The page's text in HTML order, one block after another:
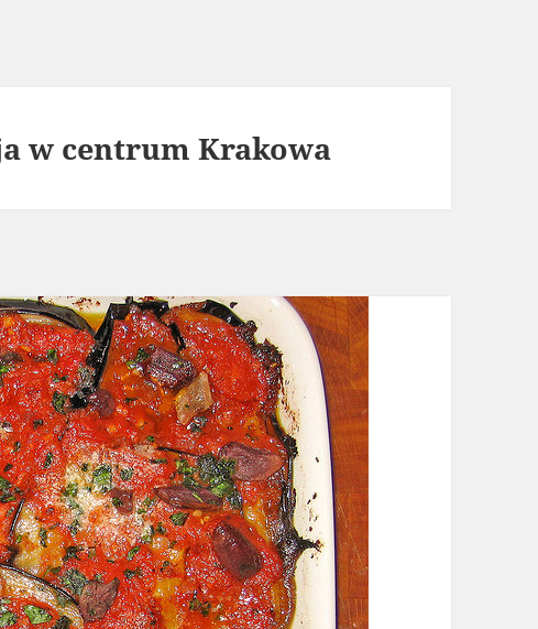
w centrum Krakowa